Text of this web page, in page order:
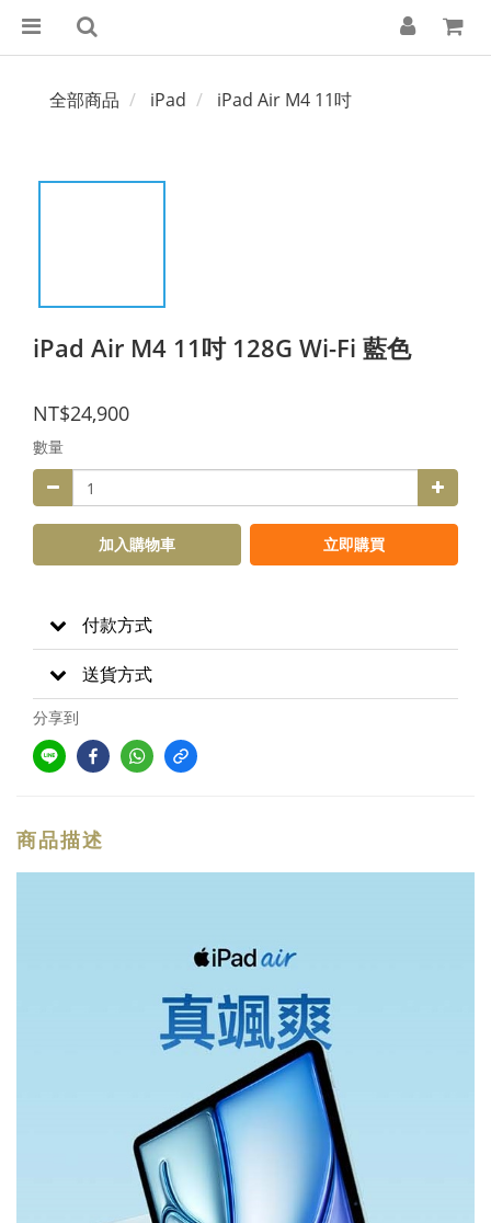
全部商品 iPad iPad Air M4 11吋
iPad Air M4 11吋 128G Wi-Fi 藍色
NT$24,900
數量
加入購物車 立即購買
付款方式
送貨方式
分享到
商品描述